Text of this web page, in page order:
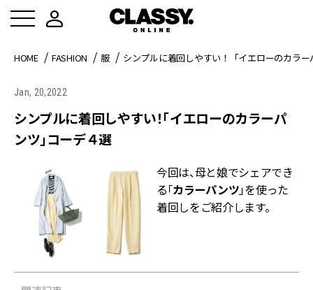
HOME FASHION 服 シンプルに着回しやすい！「イエローのカラ
Jan, 20,2022
シンプルに着回しやすい！「イエローのカラーパ
ンツ」コーデ４選
今回は、母と娘でシェアでき
る「カラーパンツ」を使った
着回しをご紹介します。